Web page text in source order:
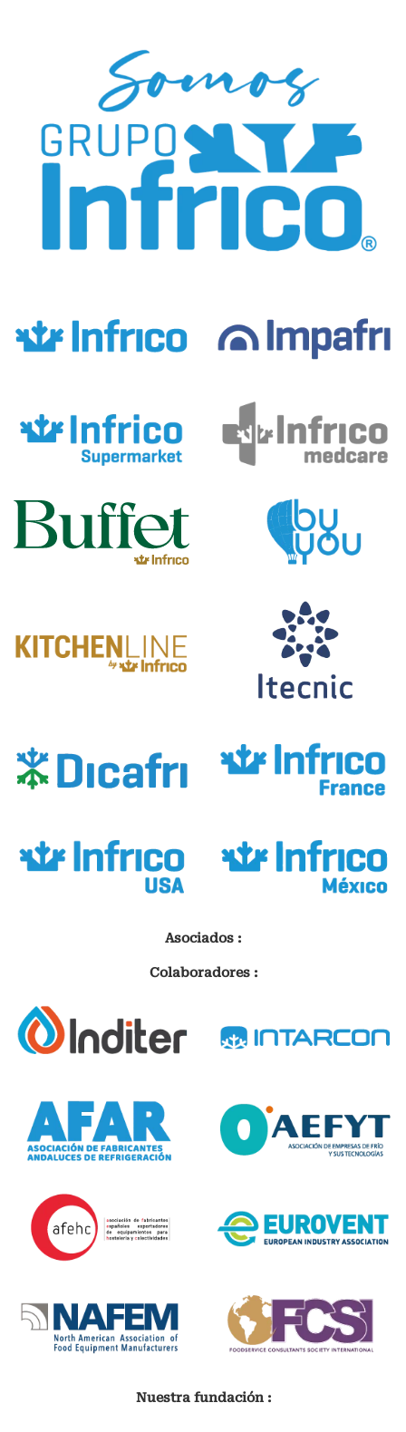
Asociados :
Colaboradores :
Nuestra fundación :